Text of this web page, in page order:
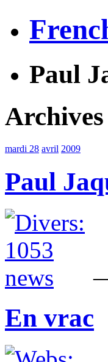
Paul
mardi 28 avril 2009
Paul
En vrac